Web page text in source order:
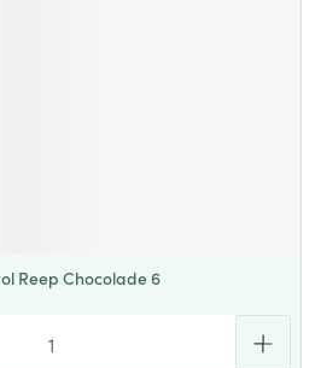
Reep Chocolade 6